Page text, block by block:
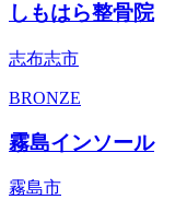
しもはら整骨院
志布志市
BRONZE
霧島インソール
霧島市